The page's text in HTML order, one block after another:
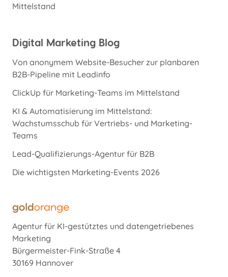
Mittelstand
Digital Marketing Blog
Von anonymem Website-Besucher zur planbaren
B2B-Pipeline mit Leadinfo
ClickUp für Marketing-Teams im Mittelstand
KI & Automatisierung im Mittelstand:
Wachstumsschub für Vertriebs- und Marketing-
Teams
Lead-Qualifizierungs-Agentur für B2B
Die wichtigsten Marketing-Events 2026
Agentur für KI-gestütztes und datengetriebenes
Marketing
Bürgermeister-Fink-Straße 4
30169 Hannover